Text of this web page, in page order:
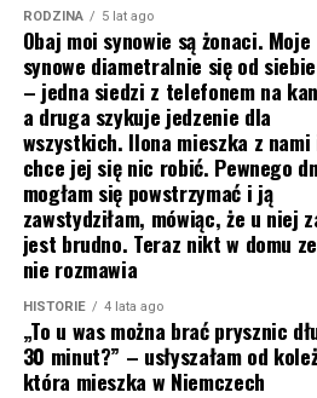
RODZINA 5 lat ago
Obaj moi synowie są żonaci. Moje
synowe diametralnie się od
– jedna siedzi z telefonem na
a druga szykuje jedzenie dla
wszystkich. Ilona mieszka z
chce jej się nic robić. Pewnego
mogłam się powstrzymać i ją
zawstydziłam, mówiąc, że u niej
jest brudno. Teraz nikt w domu
nie rozmawia
HISTORIE 4 lata ago
„To u was można brać prysznic
30 minut?” – usłyszałam od
która mieszka w Niemczech